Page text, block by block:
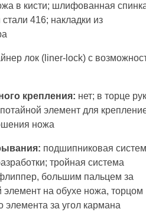
в кисти; шлифованная
416; накладки из
лок (liner-lock) с
крепления: нет; в торце
элемент для
ножа
подшипниковая
тройная система
большим пальцем за
элемент на обухе ножа, торцом
элемента за угол кармана